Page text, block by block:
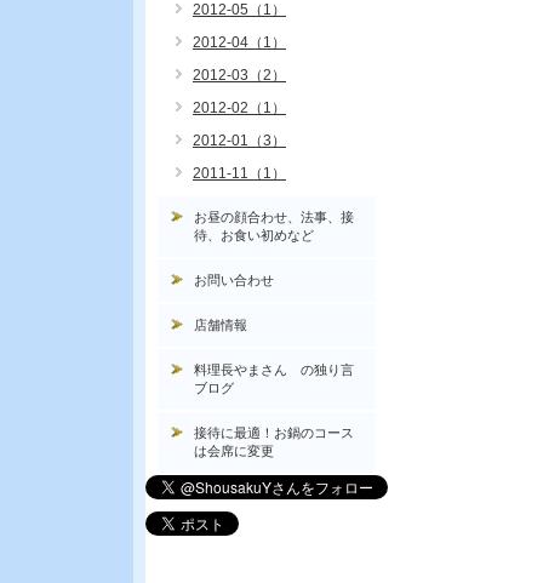
2012-05（1）
2012-04（1）
2012-03（2）
2012-02（1）
2012-01（3）
2011-11（1）
お昼の顔合わせ、法事、接
待、お食い初めなど
お問い合わせ
店舗情報
料理長やまさん の独り言
ブログ
接待に最適！お鍋のコース
は会席に変更